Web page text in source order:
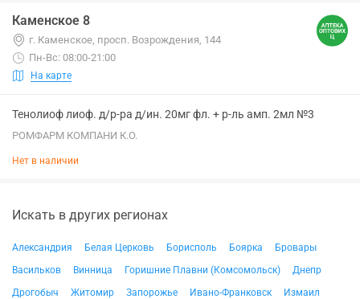
Каменское 8
г. Каменское, просп. Возрождения, 144
Пн-Вс: 08:00-21:00
На карте
Тенолиоф лиоф. д/р-ра д/ин. 20мг фл. + р-ль амп. 2мл №3
РОМФАРМ КОМПАНИ К.О.
Нет в наличии
Искать в других регионах
Александрия Белая Церковь Борисполь Боярка
Бровары
Васильков
Винница Горишние Плавни (Комсомольск)
Днепр
Дрогобыч
Житомир Запорожье Ивано-Франковск
Измаил